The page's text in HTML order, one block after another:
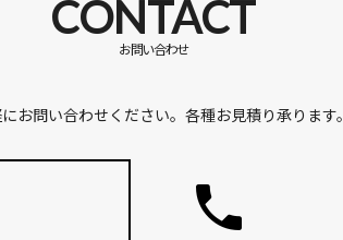
CONTACT
お問い合わせ
お問い合わせください。各種お見積り承ります。
phone